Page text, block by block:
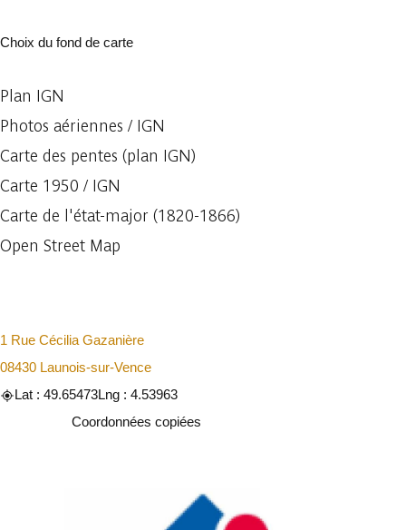
Choix du fond de carte
Plan IGN
Photos aériennes / IGN
Carte des pentes (plan IGN)
Carte 1950 / IGN
Carte de l'état-major (1820-1866)
Open Street Map
1 Rue Cécilia Gazanière
08430 Launois-sur-Vence
Lat : 49.65473Lng : 4.53963
Coordonnées copiées